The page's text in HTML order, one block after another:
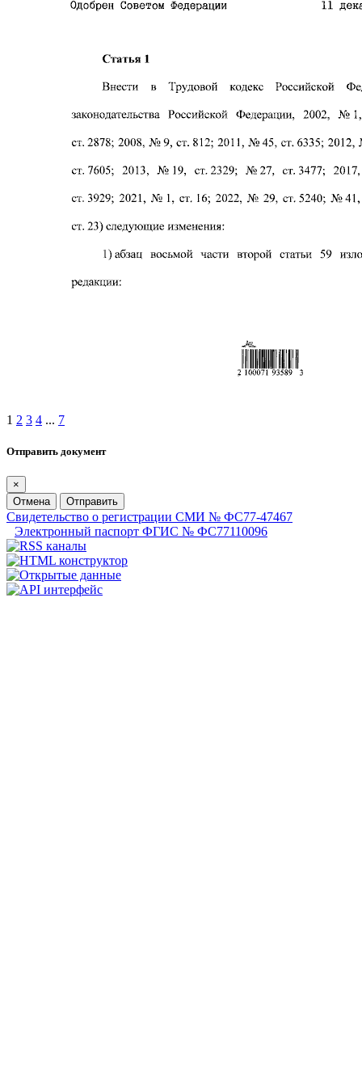
1 2 3 4 ... 7
Отправить документ
×
Отмена
Отправить
Свидетельство о регистрации СМИ № ФС77-47467
Электронный паспорт ФГИС № ФС77110096